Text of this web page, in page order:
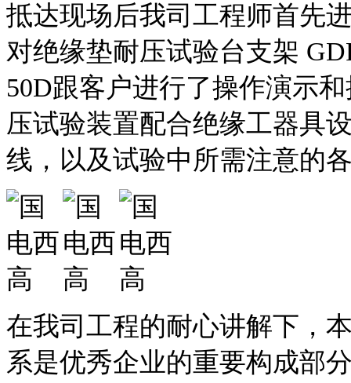
抵达现场后我司工程师首先
对绝缘垫耐压试验台支架
50D跟客户进行了操作演示
压试验装置配合绝缘工器具
线，以及试验中所需注意的
在我司工程的耐心讲解下，
系是优秀企业的重要构成部